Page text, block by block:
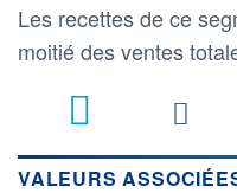
Les recettes de ce
moitié des ventes
VALEURS